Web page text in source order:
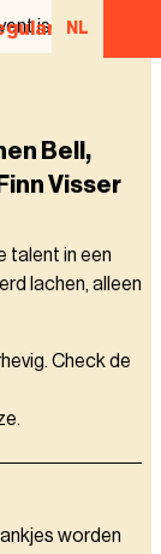
NL
is in Dutch.
Bell,
Visser
talent in een
lachen, alleen
Check de
worden